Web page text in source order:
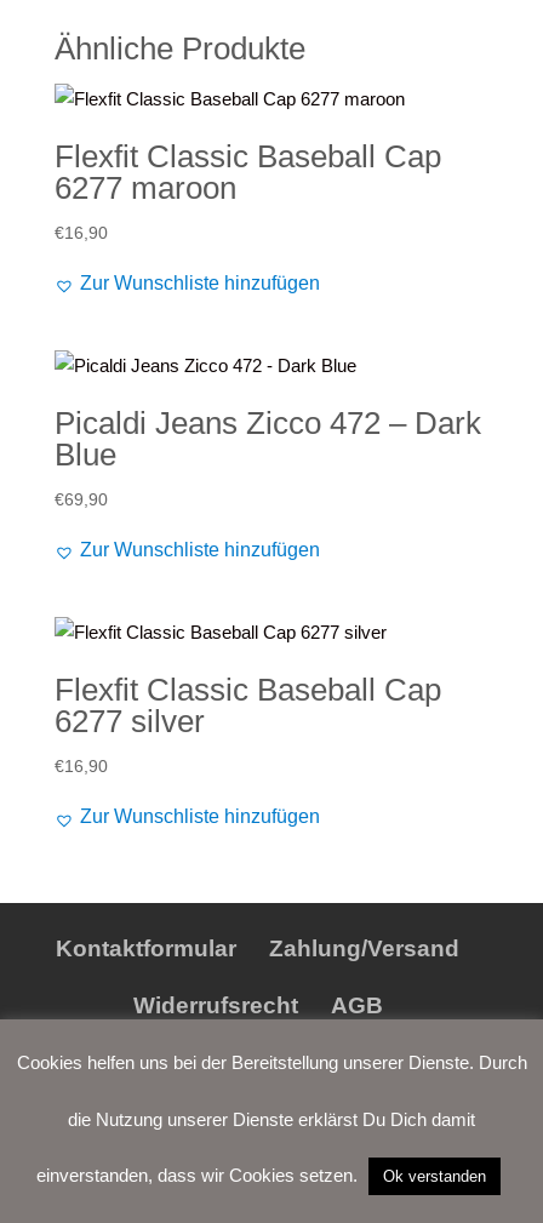
Ähnliche Produkte
Flexfit Classic Baseball Cap
6277 maroon
€16,90
Zur Wunschliste hinzufügen
Picaldi Jeans Zicco 472 – Dark
Blue
€69,90
Zur Wunschliste hinzufügen
Flexfit Classic Baseball Cap
6277 silver
€16,90
Zur Wunschliste hinzufügen
Kontaktformular Zahlung/Versand
Widerrufsrecht AGB
Datenschutz Impressum
Cookies helfen uns bei der Bereitstellung unserer Dienste. Durch
die Nutzung unserer Dienste erklärst Du Dich damit
einverstanden, dass wir Cookies setzen. Ok verstanden